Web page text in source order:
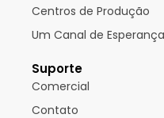
Centros de Produção
Um Canal de Esperança
Suporte
Comercial
Contato